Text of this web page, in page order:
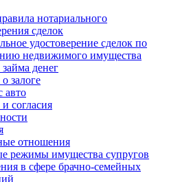
нотариального
сделок
удостоверение сделок по
недвижимого имущества
денег
залоге
авто
согласия
отношения
режимы имущества супругов
в сфере брачно-семейных